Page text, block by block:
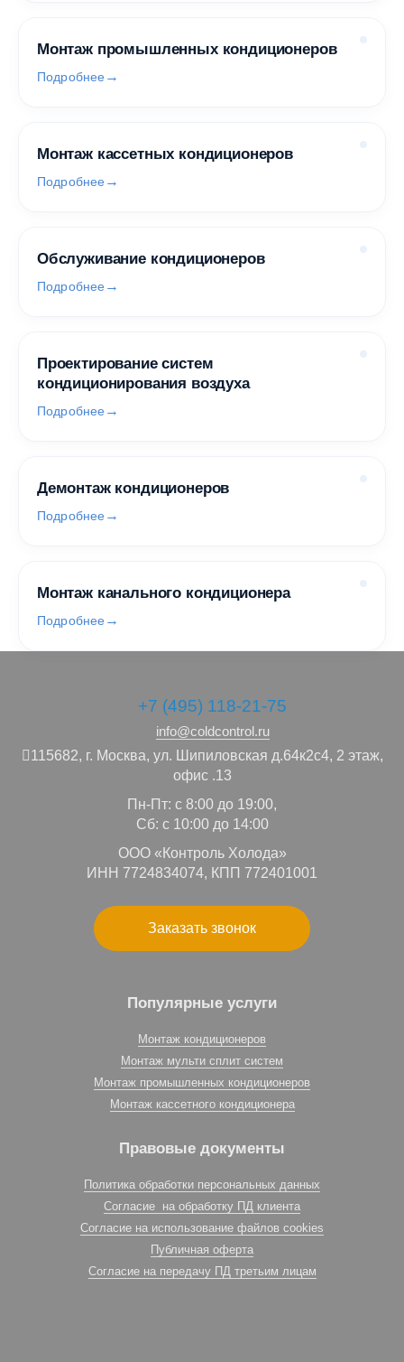
Монтаж промышленных кондиционеров
Подробнее
Монтаж кассетных кондиционеров
Подробнее
Обслуживание кондиционеров
Подробнее
Проектирование систем
кондиционирования воздуха
Подробнее
Демонтаж кондиционеров
Подробнее
Монтаж канального кондиционера
Подробнее
+7 (495) 118-21-75
info@coldcontrol.ru
115682, г. Москва, ул. Шипиловская д.64к2с4, 2 этаж,
офис .13
Пн-Пт: с 8:00 до 19:00,
Сб: с 10:00 до 14:00
ООО «Контроль Холода»
ИНН 7724834074, КПП 772401001
Заказать звонок
Популярные услуги
Монтаж кондиционеров
Монтаж мульти сплит систем
Монтаж промышленных кондиционеров
Монтаж кассетного кондиционера
Правовые документы
Политика обработки персональных данных
Согласие на обработку ПД клиента
Согласие на использование файлов cookies
Публичная оферта
Согласие на передачу ПД третьим лицам